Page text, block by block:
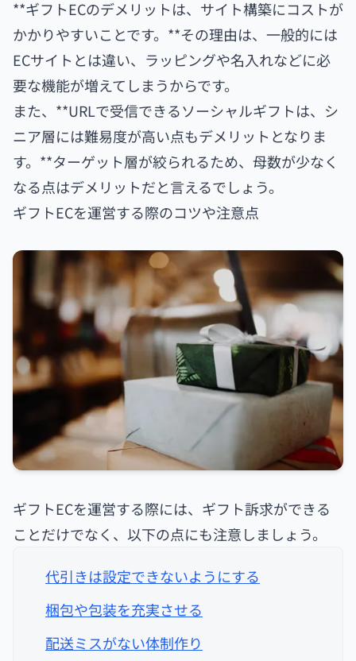
**ギフトECのデメリットは、サイト構築にコストが
かかりやすいことです。**その理由は、一般的には
ECサイトとは違い、ラッピングや名入れなどに必
要な機能が増えてしまうからです。
また、**URLで受信できるソーシャルギフトは、シ
ニア層には難易度が高い点もデメリットとなりま
す。**ターゲット層が絞られるため、母数が少なく
なる点はデメリットだと言えるでしょう。
ギフトECを運営する際のコツや注意点
ギフトECを運営する際には、ギフト訴求ができる
ことだけでなく、以下の点にも注意しましょう。
代引きは設定できないようにする
梱包や包装を充実させる
配送ミスがない体制作り